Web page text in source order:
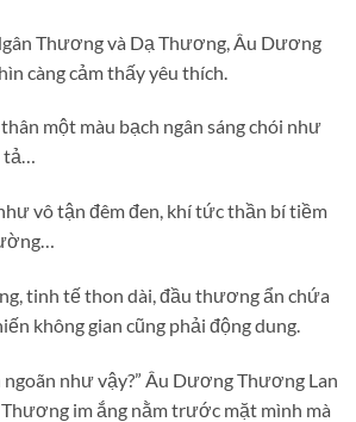
Thương và Dạ Thương, Âu Dương
càng cảm thấy yêu thích.
một màu bạch ngân sáng chói như
tả…
vô tận đêm đen, khí tức thần bí tiềm
tinh tế thon dài, đầu thương ẩn chứa
không gian cũng phải động dung.
ngoãn như vậy?” Âu Dương Thương Lan
Thương im ắng nằm trước mặt mình mà